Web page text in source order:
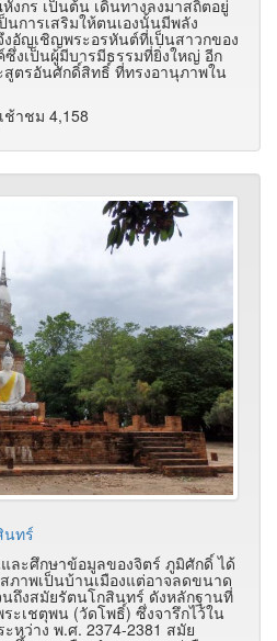
งกร เป็นต้น เดินทางลงมาสถิตอยู่
นการเสริมให้ตนเองนั้นมีพลัง
อัญเชิญพระอรหันต์ที่เป็นสาวกของ
งเป็นผู้มีบารมีธรรมที่ยิ่งใหญ่ อีก
สูตรอันศักดิ์สิทธิ์ ที่ทรงอานุภาพใน
ช้าชม 4,158
นทร์
ละศึกษาข้อมูลของจิตร์ ภูมิศักดิ์ ได้
ภาพเป็นบ้านเมืองแต่อาจลดขนาด
นถึงสมัยรัตนโกสินทร์ ดังหลักฐานที่
ะเชตุพน (วัดโพธิ์) ซึ่งจารึกไว้ใน
หว่าง พ.ศ. 2374-2381 สมัย